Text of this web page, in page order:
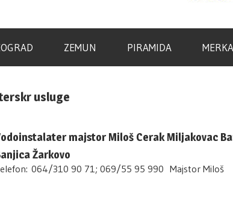
Zemun
Portal
ZEMUN PIRAMIDA
usluge
majstor Miloš Cerak Miljakovac
Žarkovo
064/310 90 71; 069/55 95 990 Majstor Miloš